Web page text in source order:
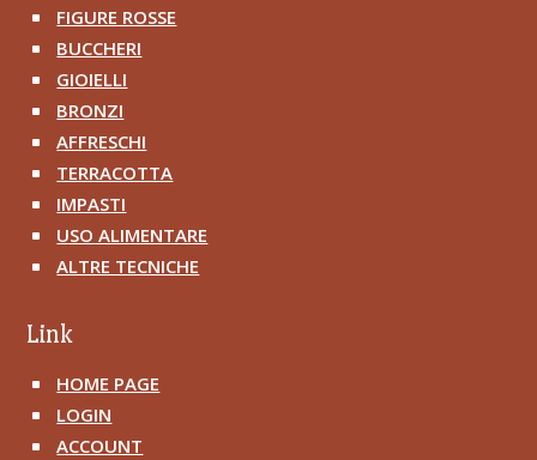
^ FIGURE ROSSE
^ BUCCHERI
^ GIOIELLI
^ BRONZI
^ AFFRESCHI
^ TERRACOTTA
^ IMPASTI
^ USO ALIMENTARE
^ ALTRE TECNICHE
Link
^ HOME PAGE
^ LOGIN
^ ACCOUNT